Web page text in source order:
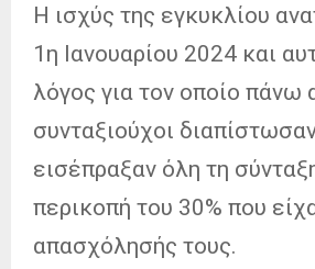
Η ισχύς της εγκυκλίου
1η Ιανουαρίου 2024 και
λόγος για τον οποίο πάνω
συνταξιούχοι
εισέπραξαν όλη τη
περικοπή του 30% που
απασχόλησής τους.